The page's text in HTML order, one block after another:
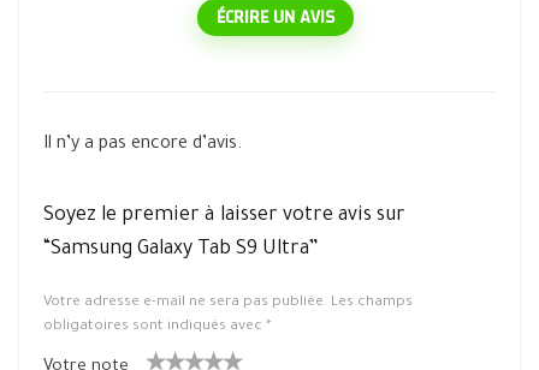
ÉCRIRE UN AVIS
Il n’y a pas encore d’avis.
Soyez le premier à laisser votre avis sur
“Samsung Galaxy Tab S9 Ultra”
Votre adresse e-mail ne sera pas publiée. Les champs
obligatoires sont indiqués avec *